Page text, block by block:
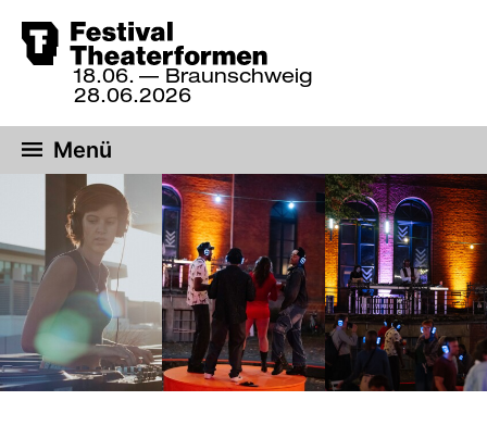
Zum
Hauptinhalt
springen
18.
bis
28.
Juni
2026,
Braunschweig
18.06.
28.06.2026
— Braunschweig
Menü